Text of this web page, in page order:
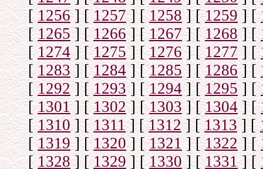
[1256] [1257] [1258] [1259] [
[1265] [1266] [1267] [1268] [
[1274] [1275] [1276 ] [1277] [
[1283] [1284] [1285] [1286] [
[1292] [1293] [1294] [1295] [
[1301] [1302] [1303] [1304] [
[1310] [1311] [1312] [1313] [
[1319] [1320] [1321] [1322] [
[1328] [1329] [1330] [1331] [